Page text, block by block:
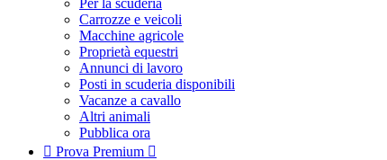
Per la scuderia
Carrozze e veicoli
Macchine agricole
Proprietà equestri
Annunci di lavoro
Posti in scuderia disponibili
Vacanze a cavallo
Altri animali
Pubblica ora
 Prova Premium 